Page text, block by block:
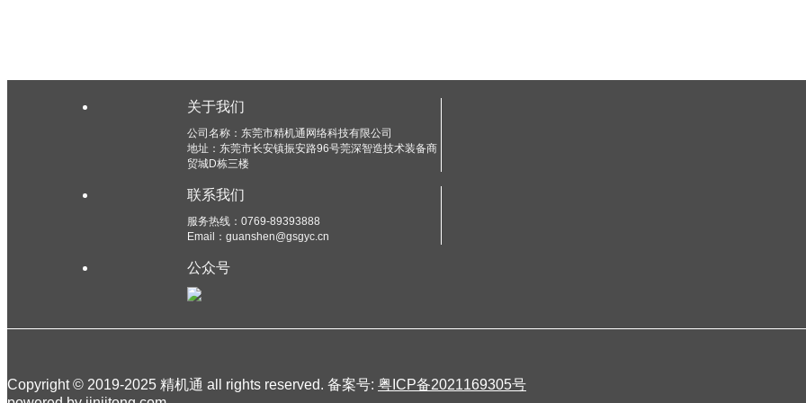
关于我们
公司名称：东莞市精机通网络科技有限公司
地址：东莞市长安镇振安路96号莞深智造技术装备商
贸城D栋三楼
联系我们
服务热线：0769-89393888
Email：guanshen@gsgyc.cn
公众号
Copyright © 2019-2025 精机通 all rights reserved. 备案号: 粤ICP备2021169305号